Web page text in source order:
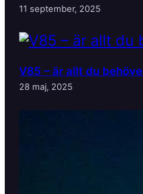
11 september, 2025
V85 – är allt du
28 maj, 2025